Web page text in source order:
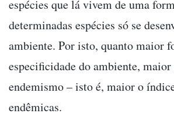
espécies que lá vivem de uma
determinadas espécies só se
ambiente. Por isto, quanto maior
especificidade do ambiente, maior
endemismo – isto é, maior o
endêmicas.